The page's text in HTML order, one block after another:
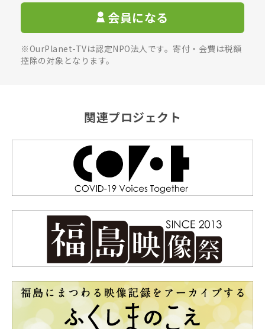
会員になる
※OurPlanet-TVは認定NPO法人です。寄付・会費は税額
控除の対象となります。
関連プロジェクト